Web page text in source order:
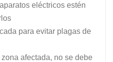
eléctricos estén
para evitar plagas de
afectada, no se debe